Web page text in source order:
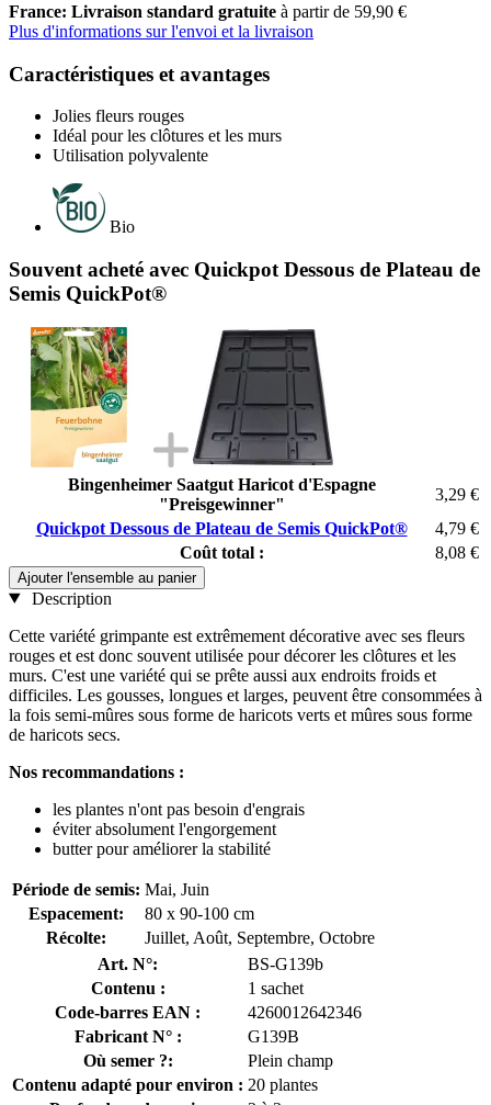
France: Livraison standard gratuite à partir de 59,90 €
Plus d'informations sur l'envoi et la livraison
Caractéristiques et avantages
Jolies fleurs rouges
Idéal pour les clôtures et les murs
Utilisation polyvalente
Bio
Souvent acheté avec Quickpot Dessous de Plateau de
Semis QuickPot®
Bingenheimer Saatgut Haricot d'Espagne
"Preisgewinner"
3,29 €
Quickpot Dessous de Plateau de Semis QuickPot®
4,79 €
Coût total :
8,08 €
Ajouter l'ensemble au panier
Description
Cette variété grimpante est extrêmement décorative avec ses fleurs
rouges et est donc souvent utilisée pour décorer les clôtures et les
murs. C'est une variété qui se prête aussi aux endroits froids et
difficiles. Les gousses, longues et larges, peuvent être consommées à
la fois semi-mûres sous forme de haricots verts et mûres sous forme
de haricots secs.
Nos recommandations :
les plantes n'ont pas besoin d'engrais
éviter absolument l'engorgement
butter pour améliorer la stabilité
Période de semis: Mai, Juin
Espacement:
80 x 90-100 cm
Récolte:
Juillet, Août, Septembre, Octobre
Art. N°:
BS-G139b
Contenu :
1 sachet
Code-barres EAN :
4260012642346
Fabricant N° :
G139B
Où semer ?:
Plein champ
Contenu adapté pour environ : 20 plantes